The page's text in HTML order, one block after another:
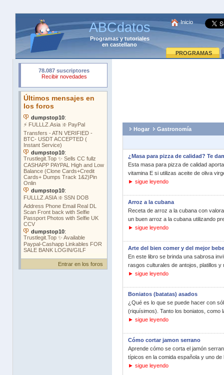
ABCdatos
Programasytutoriales
en castellano
Inicio
PROGRAMAS
Entrar en los foros
Hogar Gastronomía
¿Masa para pizza de calidad? Te
Esta masa para pizza de calidad
vitamina E si utilizas aceite de oliva
► sigue leyendo
Arroz a la cubana
Receta de arroz a la cubana con
un buen arroz a la cubana utilizando
► sigue leyendo
Arte del bien comer y del mejor
En este libro se brinda una sabrosa
rasgos culturales de antojos, platillos y
► sigue leyendo
Boniatos (batatas) asados
¿Qué es lo que se puede hacer con
(riquísimos). Tanto los boniatos, como
► sigue leyendo
Cómo cortar jamon serrano
Aprende cómo se corta el jamón
típicos en la comida española y uno de
► sigue leyendo